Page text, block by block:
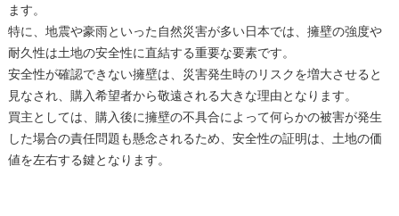
ます。
特に、地震や豪雨といった自然災害が多い日本では、擁壁の強度や
耐久性は土地の安全性に直結する重要な要素です。
安全性が確認できない擁壁は、災害発生時のリスクを増大させると
見なされ、購入希望者から敬遠される大きな理由となります。
買主としては、購入後に擁壁の不具合によって何らかの被害が発生
した場合の責任問題も懸念されるため、安全性の証明は、土地の価
値を左右する鍵となります。